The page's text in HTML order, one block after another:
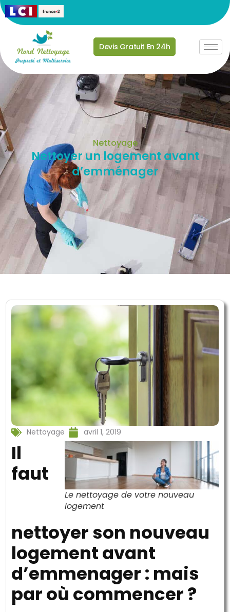
Devis Gratuit En 24h
Nettoyage
Nettoyer un logement avant
d’emménager
Nettoyage avril 1, 2019
Le nettoyage de votre nouveau
logement
Il
faut
nettoyer son nouveau
logement avant
d’emmenager : mais
par où commencer ?